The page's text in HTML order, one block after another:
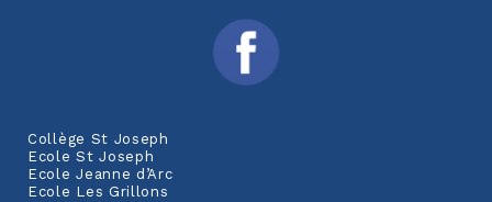
Collège St Joseph
Ecole St Joseph
Ecole Jeanne d’Arc
Ecole Les Grillons